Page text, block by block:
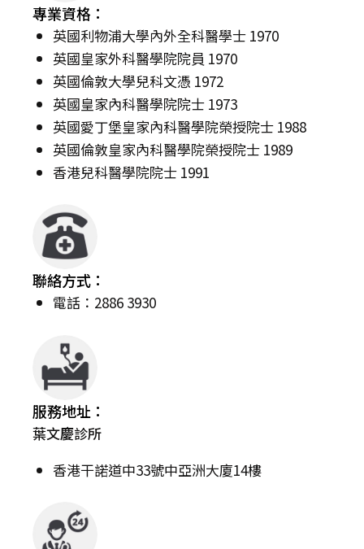
專業資格：
英國利物浦大學內外全科醫學士 1970
英國皇家外科醫學院院員 1970
英國倫敦大學兒科文憑 1972
英國皇家內科醫學院院士 1973
英國愛丁堡皇家內科醫學院榮授院士 1988
英國倫敦皇家內科醫學院榮授院士 1989
香港兒科醫學院院士 1991
聯絡方式：
電話：2886 3930
服務地址：
葉文慶診所
香港干諾道中33號中亞洲大廈14樓